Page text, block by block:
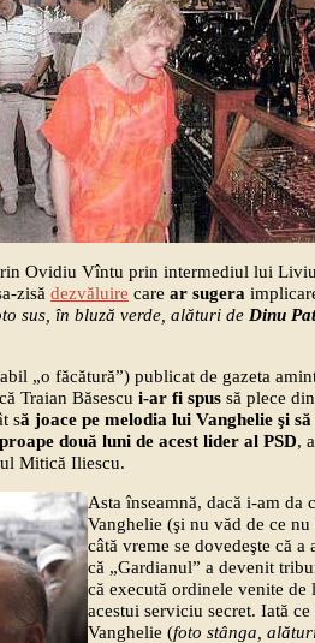
Ovidiu Vîntu prin intermediul lui
zisă dezvăluire care ar sugera
sus, în bluză verde, alături de Dinu
„o făcătură”) publicat de gazeta
Traian Băsescu i-ar fi spus să plece
să joace pe melodia lui Vanghelie şi
două luni de acest lider al PSD,
Mitică Iliescu.
Asta înseamnă, dacă i-am da
Vanghelie (şi nu văd de ce nu
câtă vreme se dovedeşte că a
că „Gardianul” a devenit
că execută ordinele venite de
acestui serviciu secret. Iată ce
Vanghelie (foto stânga,